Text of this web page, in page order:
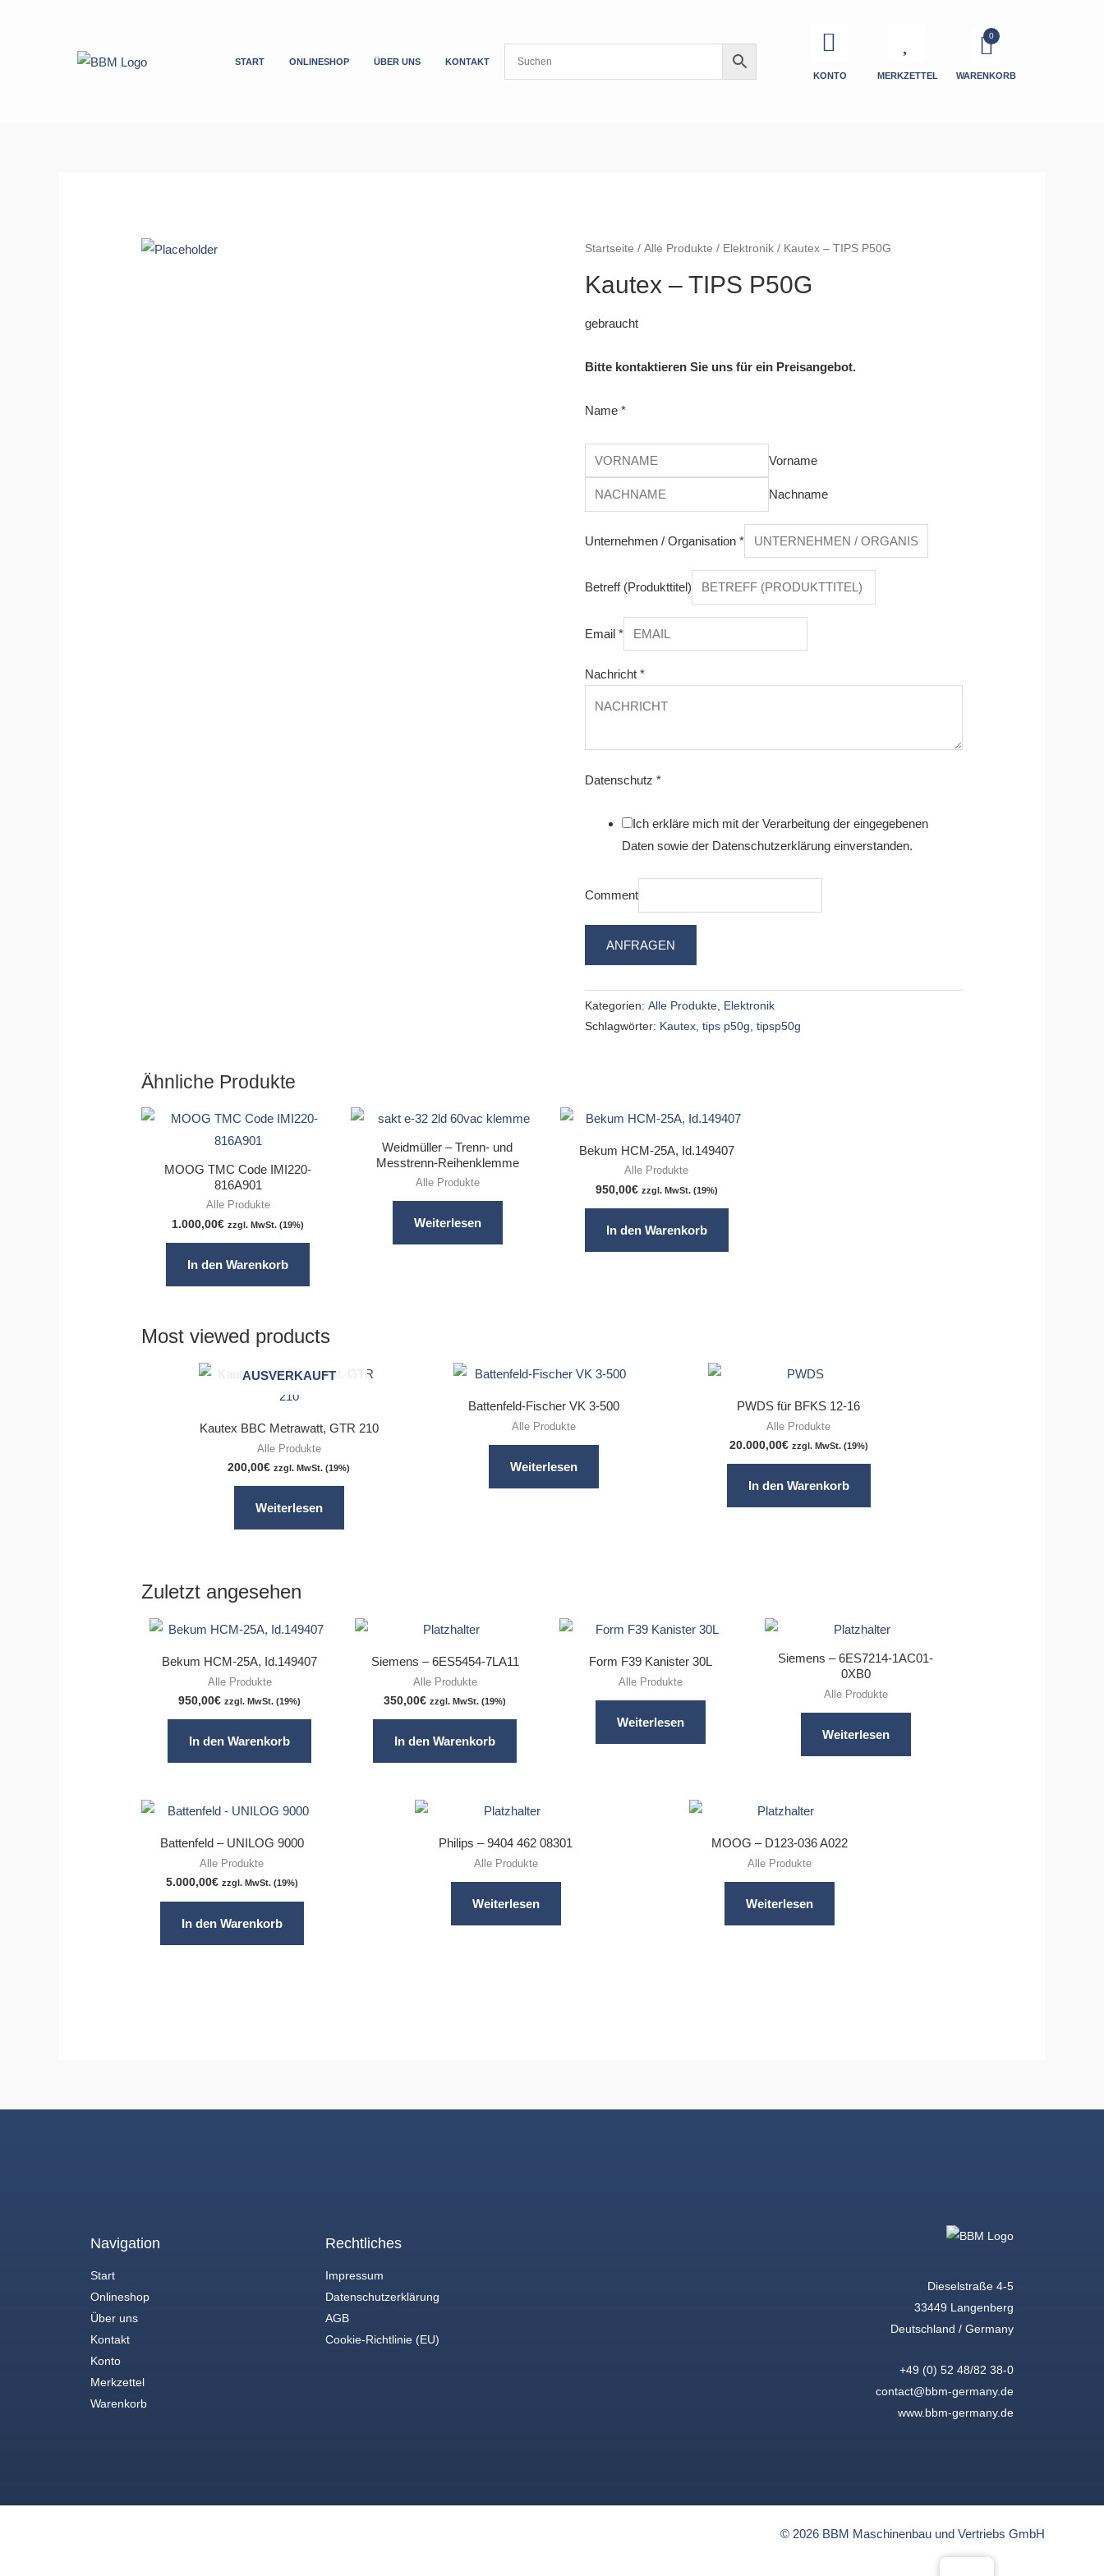
START ONLINESHOP ÜBER UNS
KONTAKT
KONTO
MERKZETTEL WARENKORB
Startseite / Alle Produkte / Elektronik / Kautex – TIPS P50G
Kautex – TIPS P50G
gebraucht
Bitte kontaktieren Sie uns für ein Preisangebot.
Name *
Vorname
Nachname
Unternehmen / Organisation *
Betreff (Produkttitel)
Email *
Nachricht *
Datenschutz *
Ich erkläre mich mit der Verarbeitung der eingegebenen
Daten sowie der Datenschutzerklärung einverstanden.
Comment
ANFRAGEN
Kategorien: Alle Produkte, Elektronik
Schlagwörter: Kautex, tips p50g, tipsp50g
Ähnliche Produkte
MOOG TMC Code IMI220-
816A901
Alle Produkte
1.000,00€ zzgl. MwSt. (19%)
In den Warenkorb
Weidmüller – Trenn- und
Messtrenn-Reihenklemme
Alle Produkte
Weiterlesen
Bekum HCM-25A, Id.149407
Alle Produkte
950,00€ zzgl. MwSt. (19%)
In den Warenkorb
Most viewed products
AUSVERKAUFT
Kautex BBC Metrawatt, GTR 210
Alle Produkte
200,00€ zzgl. MwSt. (19%)
Weiterlesen
Battenfeld-Fischer VK 3-500
Alle Produkte
Weiterlesen
PWDS für BFKS 12-16
Alle Produkte
20.000,00€ zzgl. MwSt. (19%)
In den Warenkorb
Zuletzt angesehen
Bekum HCM-25A, Id.149407
Alle Produkte
950,00€ zzgl. MwSt. (19%)
In den Warenkorb
Siemens – 6ES5454-7LA11
Alle Produkte
350,00€ zzgl. MwSt. (19%)
In den Warenkorb
Form F39 Kanister 30L
Alle Produkte
Weiterlesen
Siemens – 6ES7214-1AC01-
0XB0
Alle Produkte
Weiterlesen
Battenfeld – UNILOG 9000
Alle Produkte
5.000,00€ zzgl. MwSt. (19%)
In den Warenkorb
Philips – 9404 462 08301
Alle Produkte
Weiterlesen
MOOG – D123-036 A022
Alle Produkte
Weiterlesen
Navigation
Start
Onlineshop
Über uns
Kontakt
Konto
Merkzettel
Warenkorb
Rechtliches
Impressum
Datenschutzerklärung
AGB
Cookie-Richtlinie (EU)
Dieselstraße 4-5
33449 Langenberg
Deutschland / Germany
+49 (0) 52 48/82 38-0
contact@bbm-germany.de
www.bbm-germany.de
© 2026 BBM Maschinenbau und Vertriebs GmbH